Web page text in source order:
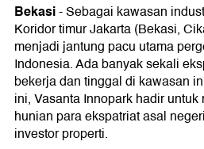
Bekasi-Sebagai kawasan
Koridor timur Jakarta (Bekasi,
menjadi jantung pacu utama
Indonesia. Ada banyak sekali
bekerja dan tinggal di kawasan
ini, Vasanta Innopark hadir
hunian para ekspatriat asal
investor properti.